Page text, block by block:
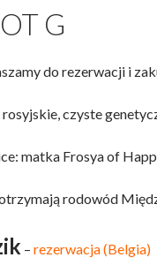
G
do rezerwacji i
czyste
matka Frosya of
rodowód
– rezerwacja (Belgia)